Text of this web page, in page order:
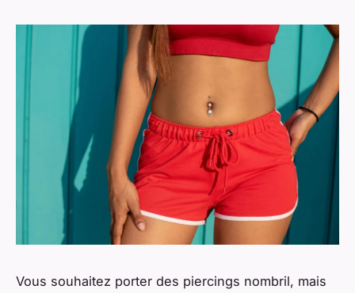
Vous souhaitez porter des piercings nombril, mais